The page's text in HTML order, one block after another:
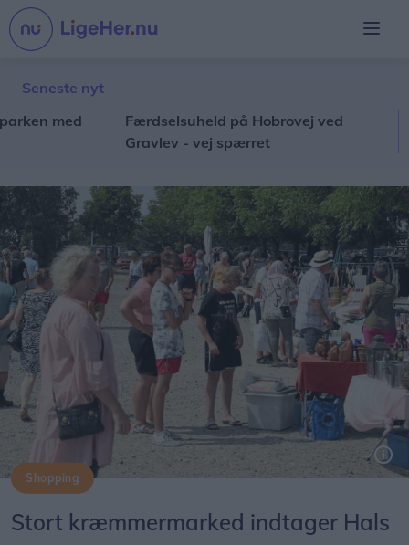
Seneste nyt
med
Færdselsuheld på Hobrovej ved
Gravlev - vej spærret
Shopping
Stort kræmmermarked indtager Hals